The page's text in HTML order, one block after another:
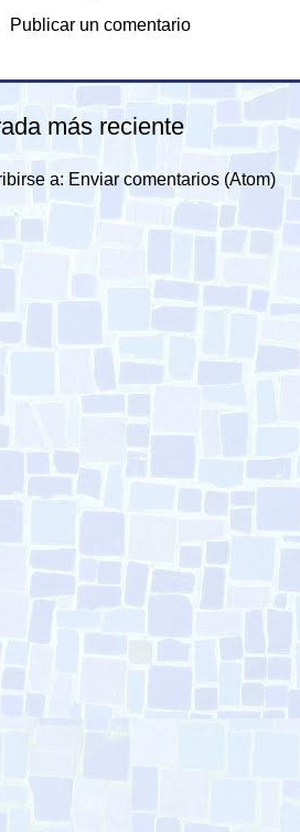
Publicar un comentario
más reciente
a: Enviar comentarios (Atom)